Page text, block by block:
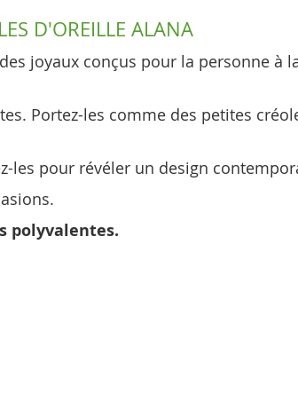
D'OREILLE ALANA
joyaux conçus pour la personne à
Portez-les comme des petites
les pour révéler un design
polyvalentes.